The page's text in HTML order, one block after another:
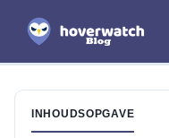
INHOUDSOPGAVE